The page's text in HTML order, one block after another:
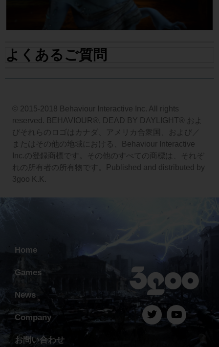
よくあるご質問
© 2015-2018 Behaviour Interactive Inc. All rights
reserved. BEHAVIOUR®, DEAD BY DAYLIGHT® およ
びそれらのロゴはカナダ、アメリカ合衆国、および／
またはその他の地域における、Behaviour Interactive
Inc.の登録商標です。その他のすべての商標は、それぞ
れの所有者の所有物です。Published and distributed by
3goo K.K.
Home
Games
News
Company
お問い合わせ